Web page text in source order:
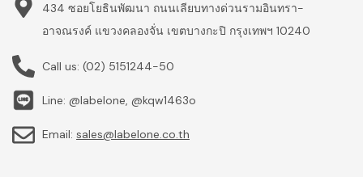
434 ซอยโยธินพัฒนา ถนนเลียบทางด่วนรามอินทรา-
อาจณรงค์ แขวงคลองจั่น เขตบางกะปิ กรุงเทพฯ 10240
Call us: (02) 5151244-50
Line: @labelone, @kqw1463o
Email: sales@labelone.co.th